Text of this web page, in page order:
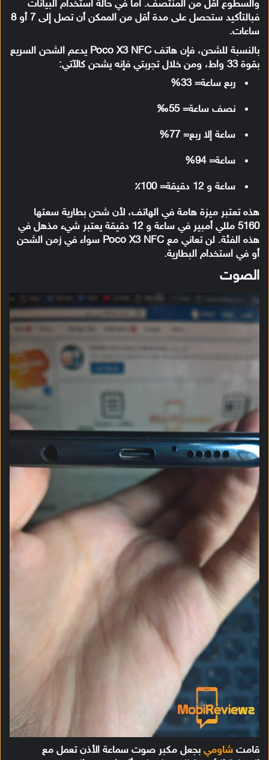
والسطوع أقل من المنتصف. أما في حالة استخدام البيانات
فبالتأكيد ستحصل على مدة أقل من الممكن أن تصل إلى 7 أو 8
ساعات.
بالنسبة للشحن، فإن هاتف Poco X3 NFC يدعم الشحن السريع
بقوة 33 واط، ومن خلال تجربتي فإنه يشحن كالآتي:
ربع ساعة= 33%
نصف ساعة= 55‰
ساعة إلا ربع= 77%
ساعة= 94%
ساعة و 12 دقيقة= 100٪
هذه تعتبر ميزة هامة في الهاتف، لأن شحن بطارية سعتها
5160 مللي أمبير في ساعة و 12 دقيقة يعتبر شيء مذهل في
هذه الفئة. لن تعاني مع Poco X3 NFC سواء في زمن الشحن
أو في استخدام البطارية.
الصوت
قامت شاومي بجعل مكبر صوت سماعة الأذن تعمل مع